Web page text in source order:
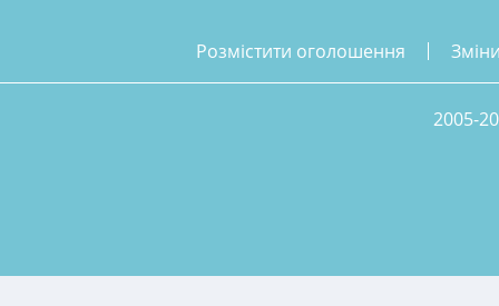
розмістити оголошення
2005-